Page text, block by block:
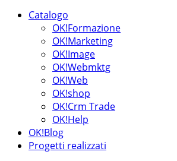
Catalogo
OK!Formazione
OK!Marketing
OK!Image
OK!Webmktg
OK!Web
OK!shop
OK!Crm Trade
OK!Help
OK!Blog
Progetti realizzati